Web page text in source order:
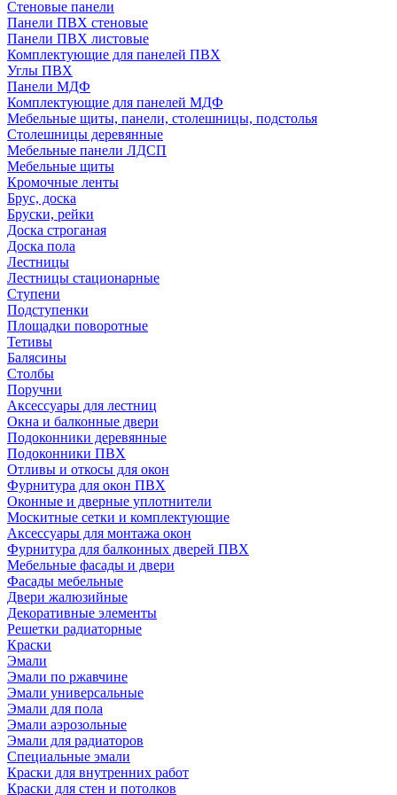
Стеновые панели
Панели ПВХ стеновые
Панели ПВХ листовые
Комплектующие для панелей ПВХ
Углы ПВХ
Панели МДФ
Комплектующие для панелей МДФ
Мебельные щиты, панели, столешницы, подстолья
Столешницы деревянные
Мебельные панели ЛДСП
Мебельные щиты
Кромочные ленты
Брус, доска
Бруски, рейки
Доска строганая
Доска пола
Лестницы
Лестницы стационарные
Ступени
Подступенки
Площадки поворотные
Тетивы
Балясины
Столбы
Поручни
Аксессуары для лестниц
Окна и балконные двери
Подоконники деревянные
Подоконники ПВХ
Отливы и откосы для окон
Фурнитура для окон ПВХ
Оконные и дверные уплотнители
Москитные сетки и комплектующие
Аксессуары для монтажа окон
Фурнитура для балконных дверей ПВХ
Мебельные фасады и двери
Фасады мебельные
Двери жалюзийные
Декоративные элементы
Решетки радиаторные
Краски
Эмали
Эмали по ржавчине
Эмали универсальные
Эмали для пола
Эмали аэрозольные
Эмали для радиаторов
Специальные эмали
Краски для внутренних работ
Краски для стен и потолков